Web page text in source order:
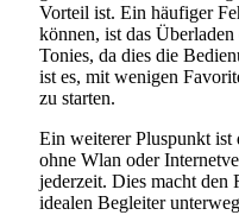
Vorteil ist. Ein häufiger
können, ist das
Tonies, da dies die
ist es, mit wenigen
zu starten.
Ein weiterer Pluspunkt
ohne Wlan oder
jederzeit. Dies macht den
idealen Begleiter